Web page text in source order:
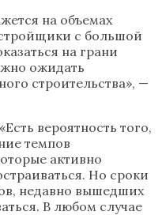
на объемах
с большой
на грани
ожидать
строительства», —
вероятность того,
темпов
активно
Но сроки
недавно вышедших
В любом случае